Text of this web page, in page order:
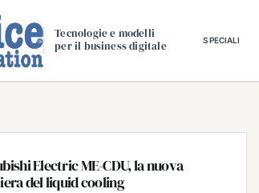
Tecnologie e modelli
per il business digitale
SPECIALI
Electric ME-CDU, la nuova
del liquid cooling